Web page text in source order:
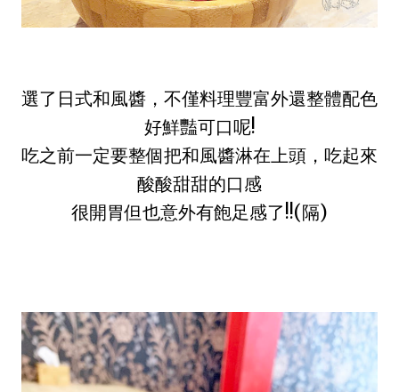
選了日式和風醬，不僅料理豐富外還整體配色
好鮮豔可口呢!
吃之前一定要整個把和風醬淋在上頭，吃起來
酸酸甜甜的口感
很開胃但也意外有飽足感了!!(隔)